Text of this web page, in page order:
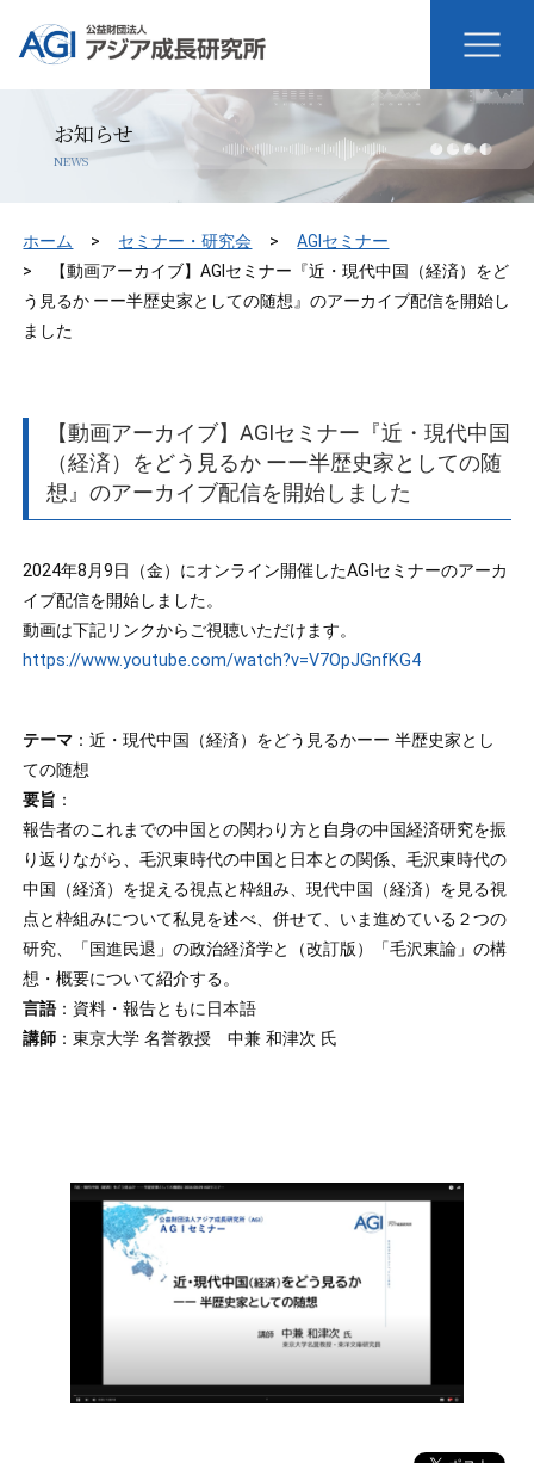
お知らせ
NEWS
ホーム セミナー・研究会
AGIセミナー
【動画アーカイブ】AGIセミナー『近・現代中国（経済）をど
う見るか ーー半歴史家としての随想』のアーカイブ配信を開始し
ました
【動画アーカイブ】AGIセミナー『近・現代中国
（経済）をどう見るか ーー半歴史家としての随
想』のアーカイブ配信を開始しました
2024年8月9日（金）にオンライン開催したAGIセミナーのアーカ
イブ配信を開始しました。
動画は下記リンクからご視聴いただけます。
https://www.youtube.com/watch?v=V7OpJGnfKG4
テーマ ：近・現代中国（経済）をどう見るかーー 半歴史家とし
ての随想
要旨 ：
報告者のこれまでの中国との関わり方と自身の中国経済研究を振
り返りながら、毛沢東時代の中国と日本との関係、毛沢東時代の
中国（経済）を捉える視点と枠組み、現代中国（経済）を見る視
点と枠組みについて私見を述べ、併せて、いま進めている２つの
研究、「国進民退」の政治経済学と（改訂版）「毛沢東論」の構
想・概要について紹介する。
言語 ：資料・報告ともに日本語
講師 ：東京大学 名誉教授 中兼 和津次 氏